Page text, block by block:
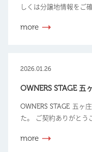
しくは分譲地情報をご
more
2026.01.26
OWNERS STAGE 五
OWNERS STAGE 五ヶ
た。 ご契約ありがとう
more